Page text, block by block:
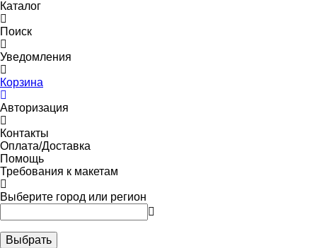
Каталог
Поиск
Уведомления
Корзина
Авторизация
Контакты
Оплата/Доставка
Помощь
Требования к макетам
Выберите город или регион
Выбрать